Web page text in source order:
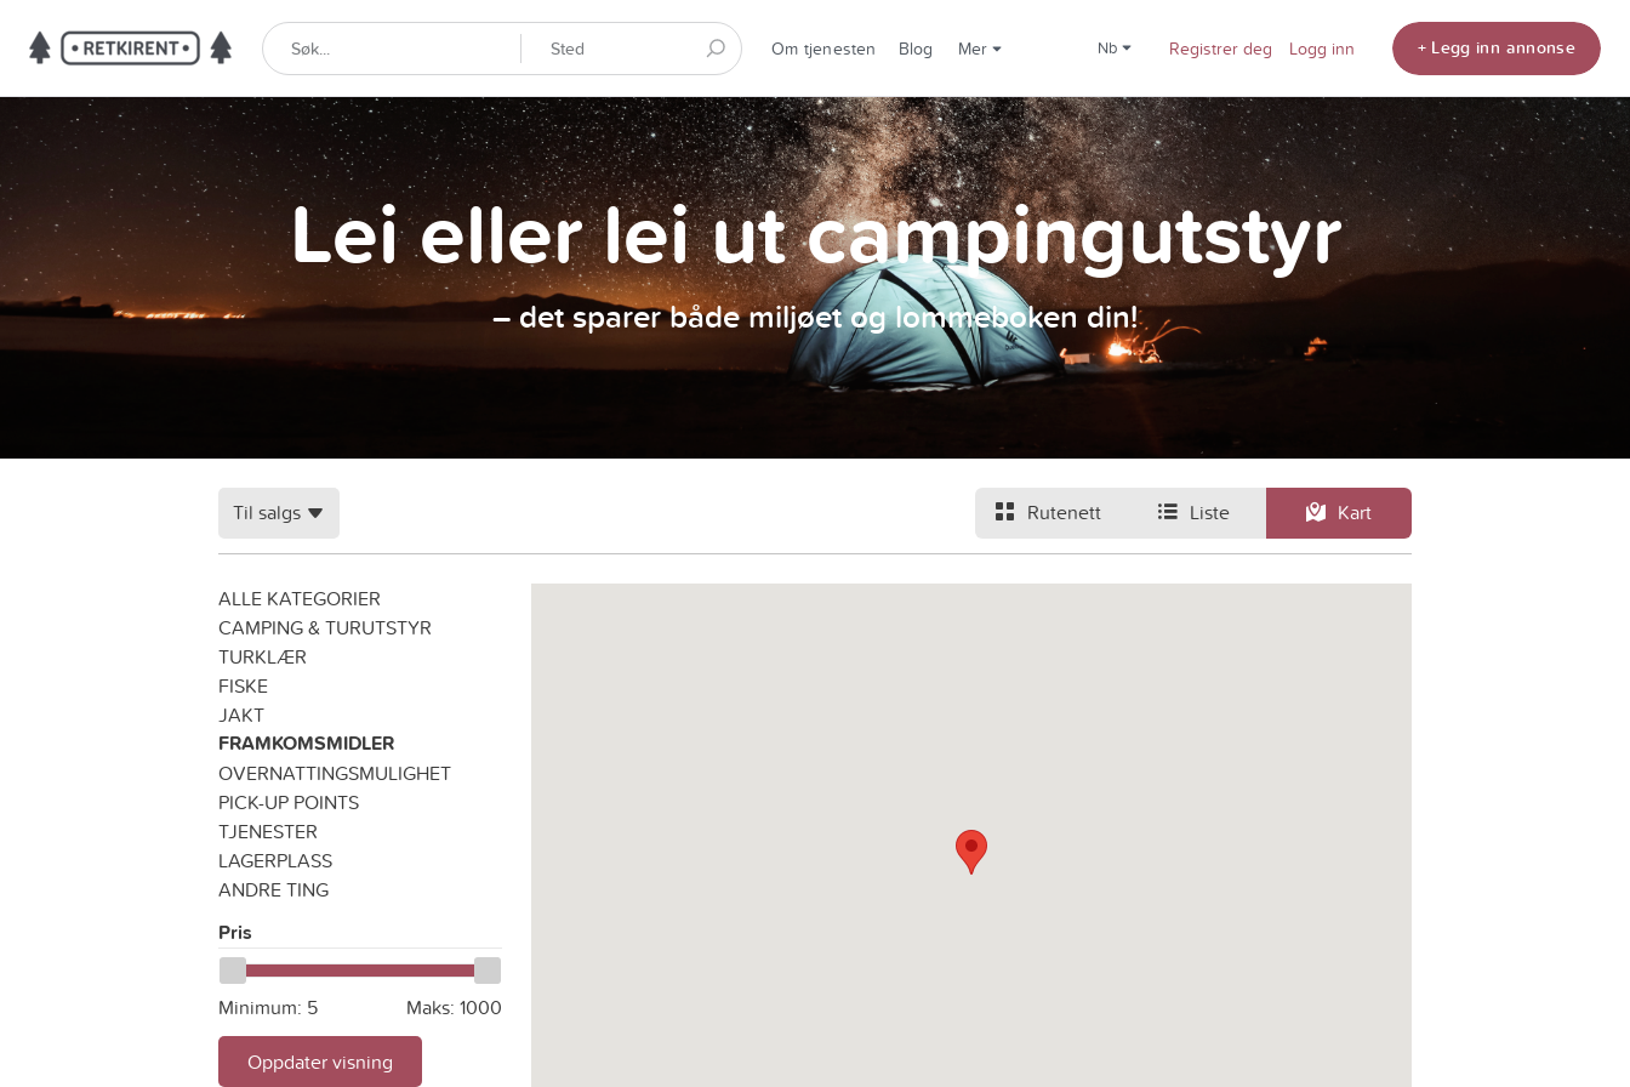
Om tjenesten Blog Mer nb Registrer deg Logg inn + Legg inn annonse
Lei eller lei ut campingutstyr
– det sparer både miljøet og lommeboken din!
Rutenett Liste Kart
Til salgs
ALLE KATEGORIER
CAMPING & TURUTSTYR
TURKLÆR
FISKE
JAKT
FRAMKOMSMIDLER
OVERNATTINGSMULIGHET
PICK-UP POINTS
TJENESTER
LAGERPLASS
ANDRE TING
Pris
Minimum: 5 Maks: 1000
Oppdater visning